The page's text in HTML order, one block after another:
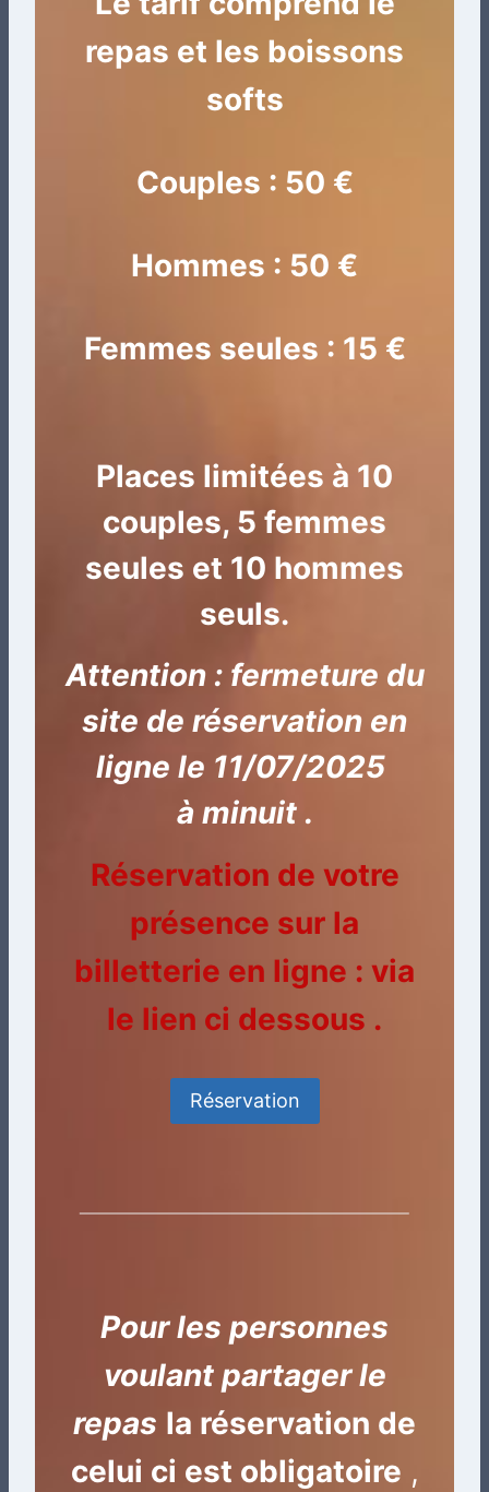
repas et les boissons
softs
Couples : 50 €
Hommes : 50 €
Femmes seules : 15 €
Places limitées à 10
couples, 5 femmes
seules et 10 hommes
seuls.
Attention : fermeture du
site de réservation en
ligne le 11/07/2025
à minuit .
Réservation de votre
présence sur la
billetterie en ligne : via
le lien ci dessous .
Réservation
Pour les personnes
voulant partager le
repas la réservation de
celui ci est obligatoire ,